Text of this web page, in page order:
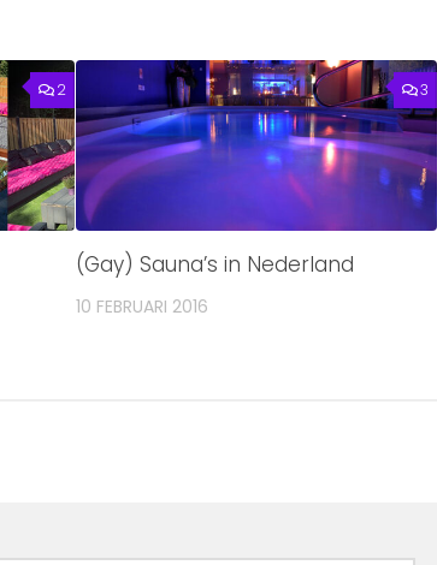
2 3
(Gay) Sauna’s in Nederland
10 FEBRUARI 2016